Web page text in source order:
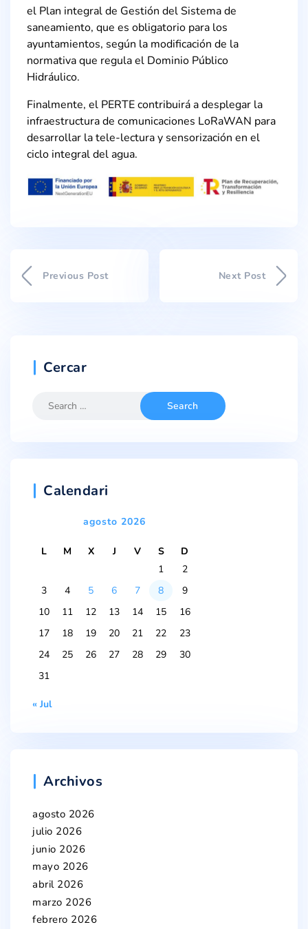
el Plan integral de Gestión del Sistema de
saneamiento, que es obligatorio para los
ayuntamientos, según la modificación de la
normativa que regula el Dominio Público
Hidráulico.
Finalmente, el PERTE contribuirá a desplegar la
infraestructura de comunicaciones LoRaWAN para
desarrollar la tele-lectura y sensorización en el
ciclo integral del agua.
Previous Post Next Post
Cercar
Calendari
agosto 2026
L M X J V S
D
1
2
3
4 5 6 7 8
9
10
11 12 13 14 15
16
17
18 19 20 21 22
23
24
25 26 27 28 29
30
31
« Jul
Archivos
agosto 2026
julio 2026
junio 2026
mayo 2026
abril 2026
marzo 2026
febrero 2026